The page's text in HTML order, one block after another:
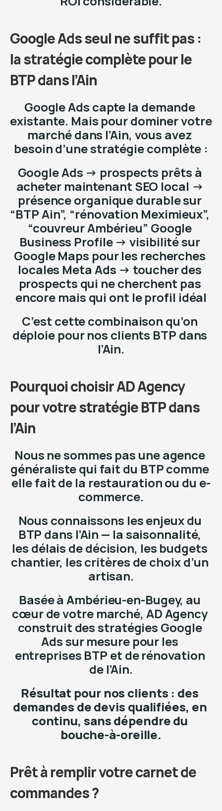
Google Ads seul ne suffit pas :
la stratégie complète pour le
BTP dans l’Ain
Google Ads capte la demande
existante. Mais pour dominer votre
marché dans l’Ain, vous avez
besoin d’une stratégie complète :
Google Ads → prospects prêts à
acheter maintenant SEO local →
présence organique durable sur
“BTP Ain”, “rénovation Meximieux”,
“couvreur Ambérieu” Google
Business Profile → visibilité sur
Google Maps pour les recherches
locales Meta Ads → toucher des
prospects qui ne cherchent pas
encore mais qui ont le profil idéal
C’est cette combinaison qu’on
déploie pour nos clients BTP dans
l’Ain.
Pourquoi choisir AD Agency
pour votre stratégie BTP dans
l’Ain
Nous ne sommes pas une agence
généraliste qui fait du BTP comme
elle fait de la restauration ou du e-
commerce.
Nous connaissons les enjeux du
BTP dans l’Ain — la saisonnalité,
les délais de décision, les budgets
chantier, les critères de choix d’un
artisan.
Basée à Ambérieu-en-Bugey, au
cœur de votre marché, AD Agency
construit des stratégies Google
Ads sur mesure pour les
entreprises BTP et de rénovation
de l’Ain.
Résultat pour nos clients : des
demandes de devis qualifiées, en
continu, sans dépendre du
bouche-à-oreille.
Prêt à remplir votre carnet de
commandes ?